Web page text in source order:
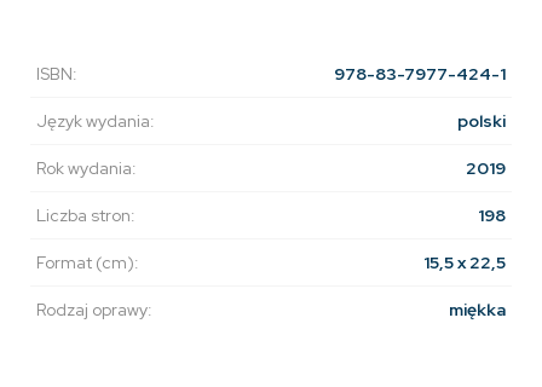
ISBN: 978-83-7977-424-1
Język wydania: polski
Rok wydania: 2019
Liczba stron: 198
Format (cm): 15,5 x 22,5
Rodzaj oprawy: miękka